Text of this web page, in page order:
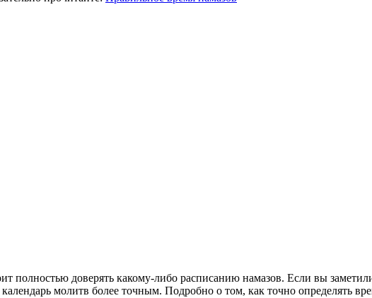
полностью доверять какому-либо расписанию намазов. Если вы
молитв более точным. Подробно о том, как точно определять